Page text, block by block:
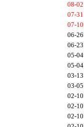
08-02
07-31
07-10
06-26
06-23
05-04
05-04
03-13
03-05
02-10
02-10
02-10